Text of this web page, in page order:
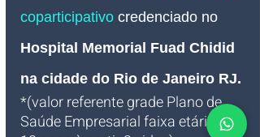
coparticipativo credenciado no
Hospital Memorial Fuad Chidid
na cidade do Rio de Janeiro RJ.
*(valor referente grade Plano de
Saúde Empresarial faixa etária 0 -